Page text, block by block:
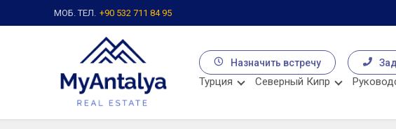
МОБ. ТЕЛ. +90 532 711 84 95
Назначить встречу
Турция Северный Кипр